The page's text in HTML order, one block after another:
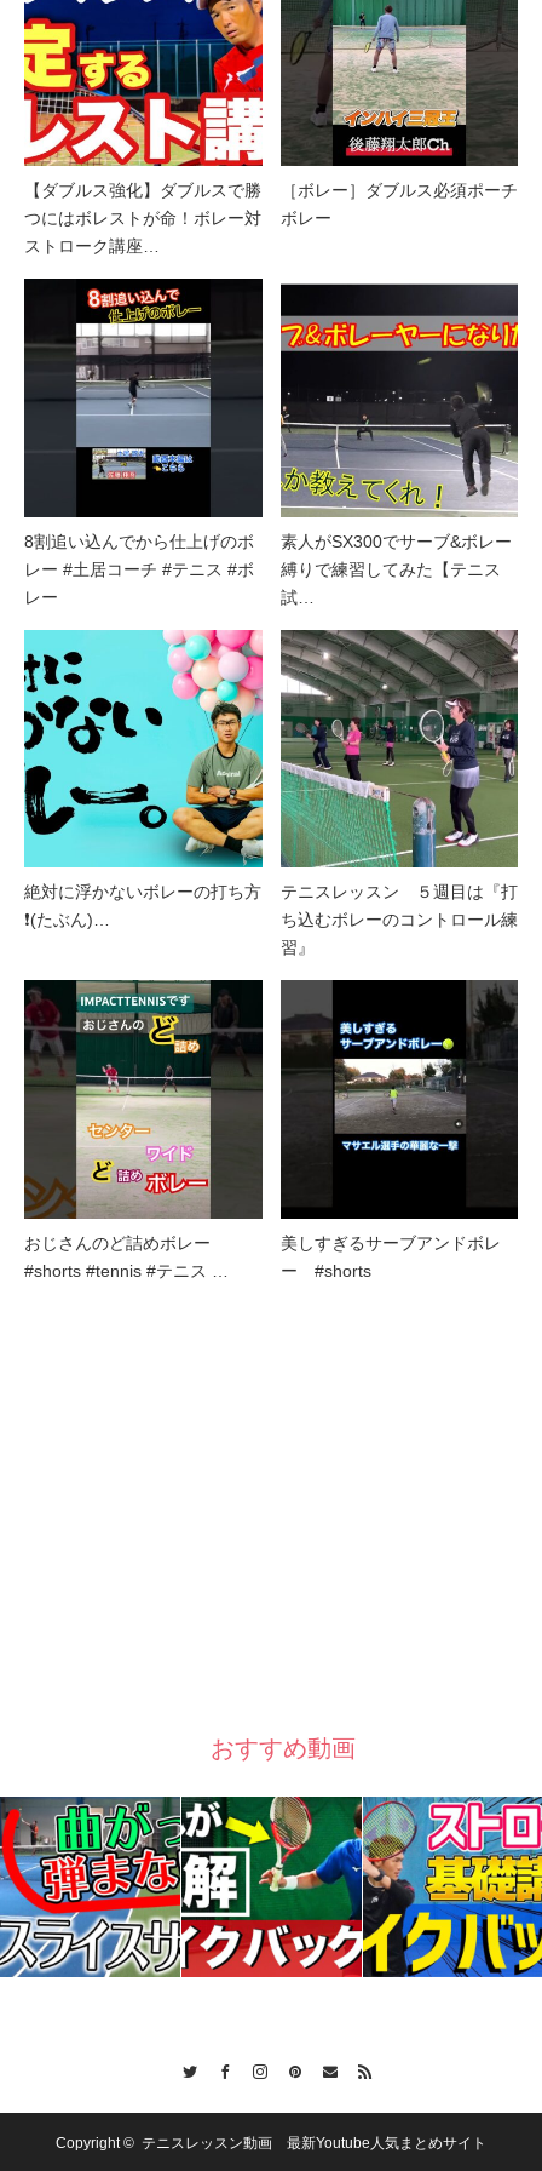
【ダブルス強化】ダブルスで勝
つにはボレストが命！ボレー対
ストローク講座…
［ボレー］ダブルス必須ポーチ
ボレー
8割追い込んでから仕上げのボ
レー #土居コーチ #テニス #ボ
レー
素人がSX300でサーブ&ボレー
縛りで練習してみた【テニス
試…
絶対に浮かないボレーの打ち方
❗️(たぶん)…
テニスレッスン ５週目は『打
ち込むボレーのコントロール練
習』
おじさんのど詰めボレー
#shorts #tennis #テニス …
美しすぎるサーブアンドボレ
ー #shorts
おすすめ動画
Copyright © テニスレッスン動画 最新Youtube人気まとめサイト